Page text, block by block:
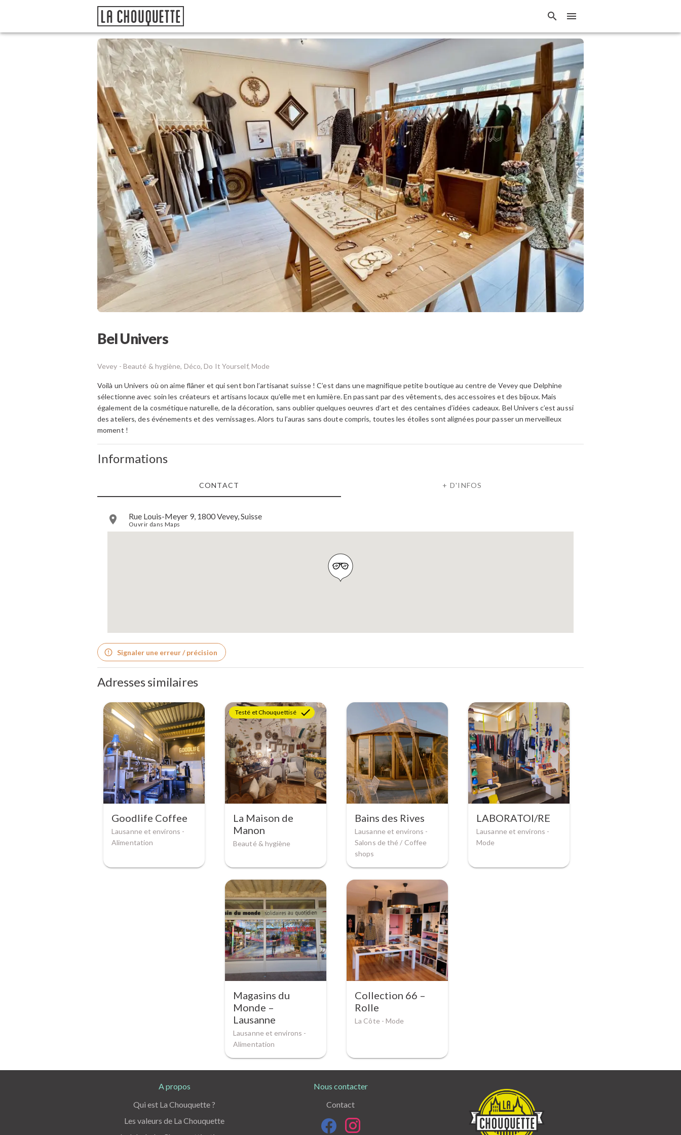
Bel Univers
Vevey - Beauté & hygiène, Déco, Do It Yourself, Mode
Voilà un Univers où on aime flâner et qui sent bon l’artisanat suisse ! C’est dans une magnifique petite boutique au centre de Vevey que Delphine
sélectionne avec soin les créateurs et artisans locaux qu’elle met en lumière. En passant par des vêtements, des accessoires et des bijoux. Mais
également de la cosmétique naturelle, de la décoration, sans oublier quelques oeuvres d’art et des centaines d’idées cadeaux. Bel Univers c’est aussi
des ateliers, des événements et des vernissages. Alors tu l’auras sans doute compris, toutes les étoiles sont alignées pour passer un merveilleux
moment !
Informations
CONTACT + D'INFOS
Rue Louis-Meyer 9, 1800 Vevey, Suisse
Ouvrir dans Maps
Signaler une erreur / précision
Adresses similaires
Goodlife Coffee
Lausanne et environs -
Alimentation
Testé et Chouquettisé
La Maison de
Manon
Beauté & hygiène
Bains des Rives
Lausanne et environs -
Salons de thé / Coffee
shops
LABORATOI/RE
Lausanne et environs -
Mode
Magasins du
Monde –
Lausanne
Lausanne et environs -
Alimentation
Collection 66 –
Rolle
La Côte - Mode
A propos
Qui est La Chouquette ?
Les valeurs de La Chouquette
Nous contacter
Contact